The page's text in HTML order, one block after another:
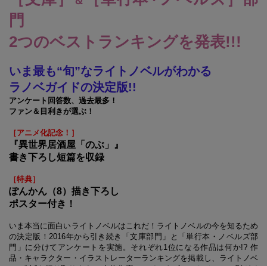
門
2つのベストランキングを発表!!!
いま最も“旬”なライトノベルがわかる
ラノベガイドの決定版!!
アンケート回答数、過去最多！
ファン＆目利きが選ぶ！
［アニメ化記念！］
『異世界居酒屋「のぶ」』
書き下ろし短篇を収録
［特典］
ぽんかん（8）描き下ろし
ポスター付き！
いま本当に面白いライトノベルはこれだ！ライトノベルの今を知るため
の決定版！2016年から引き続き「文庫部門」と「単行本・ノベルズ部
門」に分けてアンケートを実施。それぞれ1位になる作品は何か!? 作
品・キャラクター・イラストレーターランキングを掲載し、ライトノベ